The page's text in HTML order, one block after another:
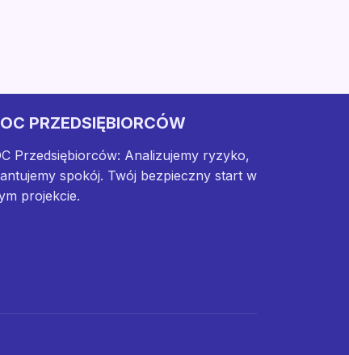
PRZEDSIĘBIORCÓW
Przedsiębiorców: Analizujemy ryzyko,
spokój. Twój bezpieczny start w
projekcie.